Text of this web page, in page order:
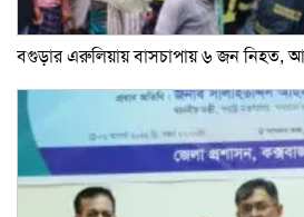
বগুড়ার এরুলিয়ায় বাসচাপায় ৬ জন নিহত,